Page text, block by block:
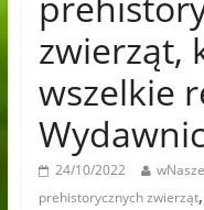
zwierząt,
wszelkie
24/10/2022
prehistorycznych zwierząt,